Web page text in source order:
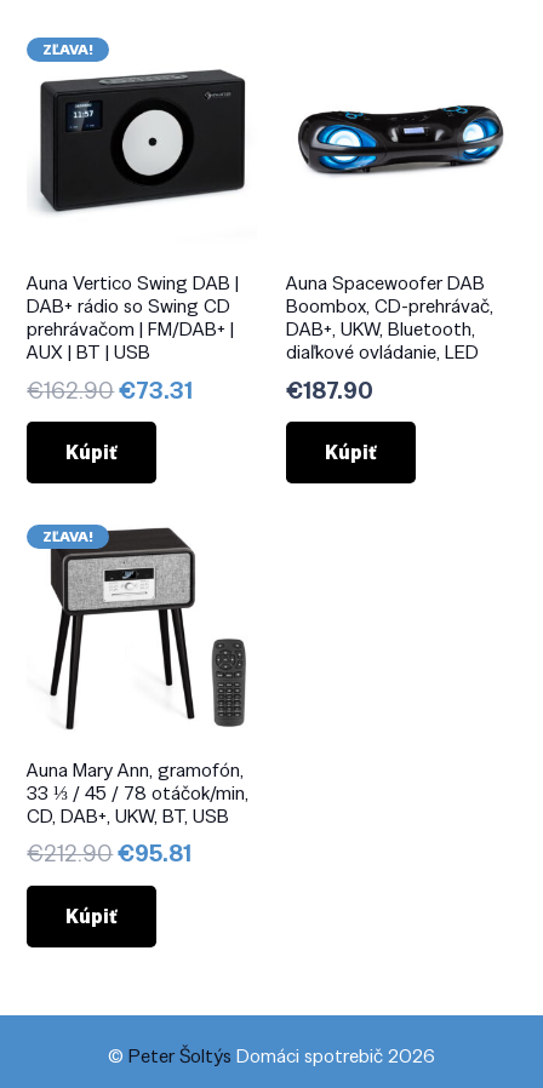
ZĽAVA!
Auna Vertico Swing DAB |
DAB+ rádio so Swing CD
prehrávačom | FM/DAB+ |
AUX | BT | USB
€162.90Pôvodná
cena
€162.90.
€73.31 Aktuálna
Kúpiť
Auna Spacewoofer DAB
Boombox, CD-prehrávač,
DAB+, UKW, Bluetooth,
diaľkové ovládanie, LED
€187.90
Kúpiť
ZĽAVA!
Auna Mary Ann, gramofón,
33 ⅓ / 45 / 78 otáčok/min,
CD, DAB+, UKW, BT, USB
€212.90Pôvodná
cena
bola:
€212.90.
€95.81
Kúpiť
© Peter Šoltýs Domáci spotrebič 2026